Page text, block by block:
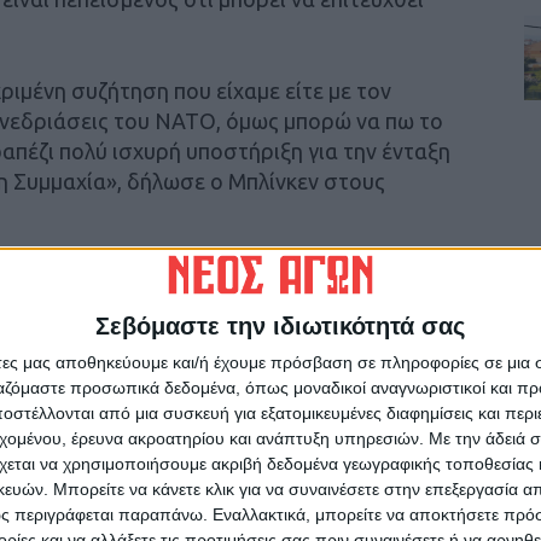
Σεβόμαστε την ιδιωτικότητά σας
μας αποθηκεύουμε και/ή έχουμε πρόσβαση σε πληροφορίες σε
προσωπικά δεδομένα, όπως μοναδικοί αναγνωριστικοί και
από μια συσκευή για εξατομικευμένες διαφημίσεις και
έρευνα ακροατηρίου και ανάπτυξη υπηρεσιών. Με την άδειά
να χρησιμοποιήσουμε ακριβή δεδομένα γεωγραφικής τοποθεσίας
Μπορείτε να κάνετε κλικ για να συναινέσετε στην επεξεργασία
περιγράφεται παραπάνω. Εναλλακτικά, μπορείτε να αποκτήσετε
συζήτηση που είχαμε είτε με τον
του ΝΑΤΟ, όμως μπορώ να πω το
πολύ ισχυρή υποστήριξη για την ένταξη
Συμμαχία», δήλωσε ο Μπλίνκεν στους
είμαι εντελώς πεπεισμένως ότι θα
Στο «στόχαστρο» η Σουηδία
τρομοκρατίας» εκ μέρους της Φινλανδίας
διπλωματίας, Μεβλούτ
της άτυπης συνόδου των ΥΠΕΞ
υποστήριζε την ιδέα της επέκτασης